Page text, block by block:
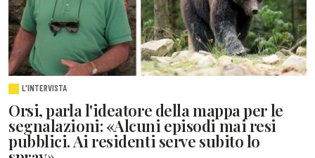
L'INTERVISTA
Orsi, parla l'ideatore della mappa per le
segnalazioni: «Alcuni episodi mai resi
pubblici. Ai residenti serve subito lo